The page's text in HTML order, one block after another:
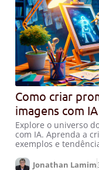
Como criar
imagens com IA
Explore o universo
com IA. Aprenda a
exemplos e
Jonathan Lamim